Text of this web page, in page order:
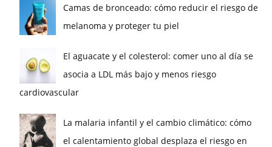
Camas de bronceado: cómo reducir el riesgo de
melanoma y proteger tu piel
El aguacate y el colesterol: comer uno al día se
asocia a LDL más bajo y menos riesgo
cardiovascular
La malaria infantil y el cambio climático: cómo
el calentamiento global desplaza el riesgo en